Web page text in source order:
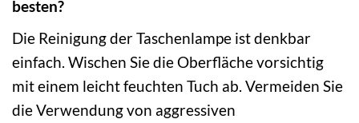
besten?
Die Reinigung der Taschenlampe ist denkbar
einfach. Wischen Sie die Oberfläche vorsichtig
mit einem leicht feuchten Tuch ab. Vermeiden Sie
die Verwendung von aggressiven